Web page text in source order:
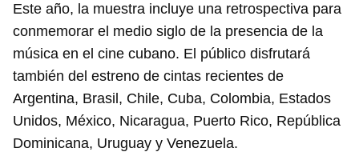
Este año, la muestra incluye una retrospectiva para
conmemorar el medio siglo de la presencia de la
música en el cine cubano. El público disfrutará
también del estreno de cintas recientes de
Argentina, Brasil, Chile, Cuba, Colombia, Estados
Unidos, México, Nicaragua, Puerto Rico, República
Dominicana, Uruguay y Venezuela.